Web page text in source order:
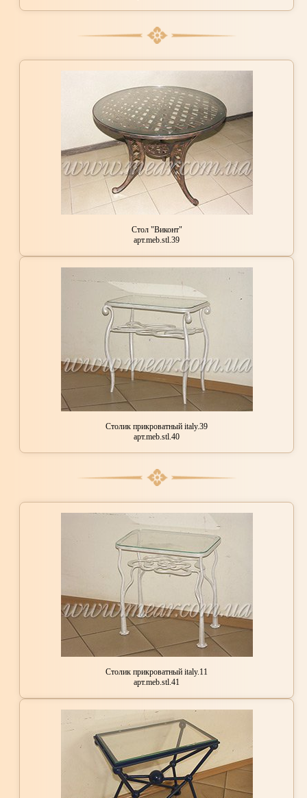
Стол "Виконт"
арт.meb.stl.39
Столик прикроватный italy.39
арт.meb.stl.40
Столик прикроватный italy.11
арт.meb.stl.41